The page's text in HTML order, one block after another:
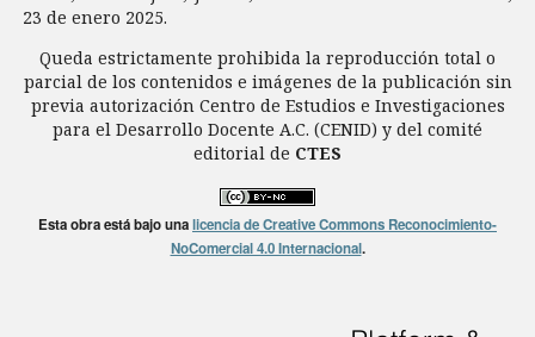
23 de enero 2025.
Queda estrictamente prohibida la reproducción total o
parcial de los contenidos e imágenes de la publicación sin
previa autorización Centro de Estudios e Investigaciones
para el Desarrollo Docente A.C. (CENID) y del comité
editorial de CTES
Esta obra está bajo unalicencia de Creative Commons Reconocimiento-
NoComercial 4.0 Internacional.